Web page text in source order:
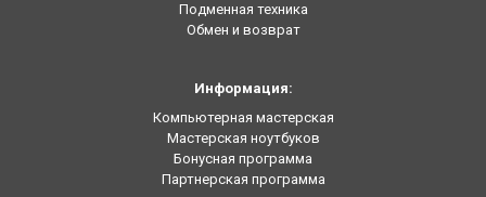
Подменная техника
Обмен и возврат
Информация:
Компьютерная мастерская
Мастерская ноутбуков
Бонусная программа
Партнерская программа